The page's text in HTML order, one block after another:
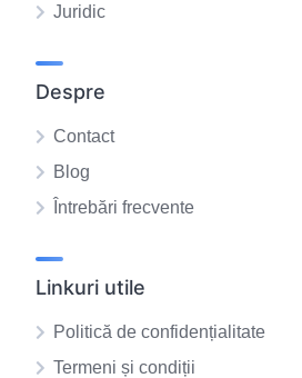
Juridic
Despre
Contact
Blog
Întrebări frecvente
Linkuri utile
Politică de confidențialitate
Termeni și condiții